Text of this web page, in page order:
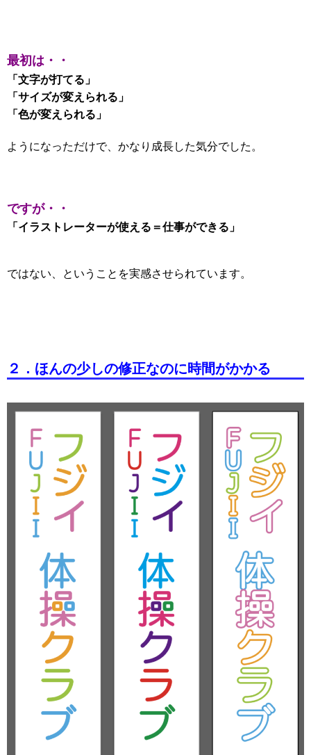
最初は・・
「文字が打てる」
「サイズが変えられる」
「色が変えられる」
ようになっただけで、かなり成長した気分でした。
ですが・・
「イラストレーターが使える＝仕事ができる」
ではない、ということを実感させられています。
２．ほんの少しの修正なのに時間がかかる